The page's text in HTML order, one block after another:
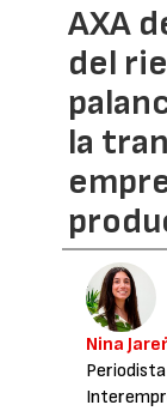
AXA
del
la
Nina